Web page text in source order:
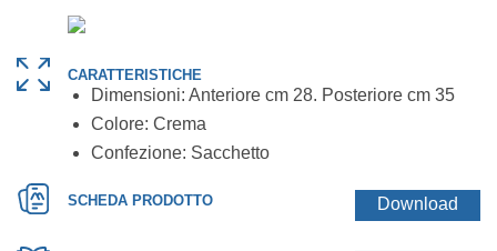
CARATTERISTICHE
Dimensioni: Anteriore cm 28. Posteriore cm 35
Colore: Crema
Confezione: Sacchetto
SCHEDA PRODOTTO Download